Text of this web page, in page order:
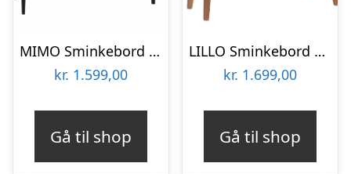
MIMO Sminkebord med spejl – 65×35 cm sorte ben / røde
kr. 1.599,00
Gå til shop
LILLO Sminkebord med spejl 85x35cm Brun
kr. 1.699,00
Gå til shop